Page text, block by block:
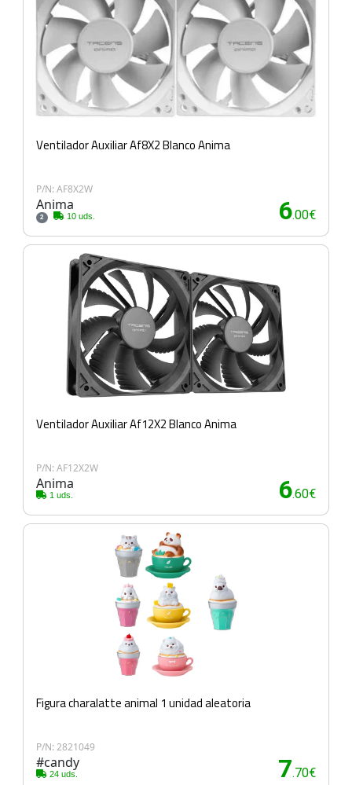
Ventilador Auxiliar Af8X2 Blanco Anima
P/N: AF8X2W
Anima
2 10 uds. 6.00€
Ventilador Auxiliar Af12X2 Blanco Anima
P/N: AF12X2W
Anima
1 uds. 6.60€
Figura charalatte animal 1 unidad aleatoria
P/N: 2821049
#candy
24 uds. 7.70€